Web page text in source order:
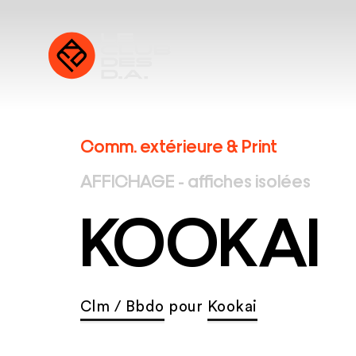
Comm. extérieure & Print
AFFICHAGE - affiches isolées
KOOKAI
Clm / Bbdo pour Kookai